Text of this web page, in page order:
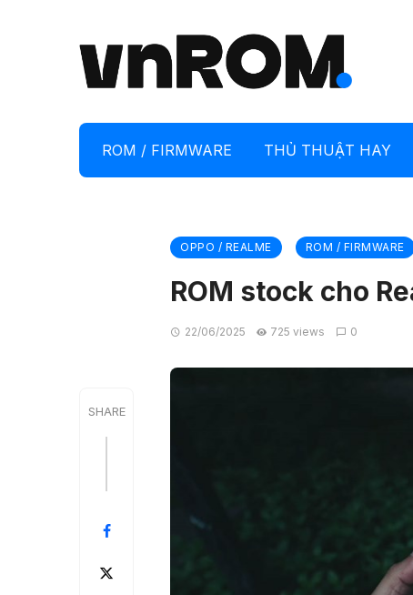
ROM / FIRMWARE THỦ THUẬT HAY
OPPO / REALME ROM / FIRMWARE
ROM stock cho
22/06/2025 725 views 0
SHARE